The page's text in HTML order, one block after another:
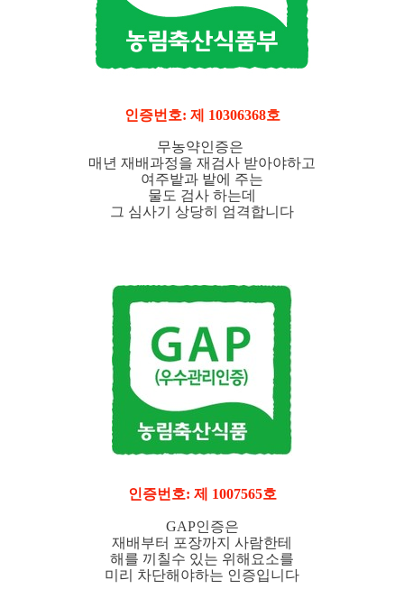
인증번호: 제 10306368호
무농약인증은
매년 재배과정을 재검사 받아야하고
여주밭과 밭에 주는
물도 검사 하는데
그 심사기 상당히 엄격합니다
인증번호: 제 1007565호
GAP인증은
재배부터 포장까지 사람한테
해를 끼칠수 있는 위해요소를
미리 차단해야하는 인증입니다